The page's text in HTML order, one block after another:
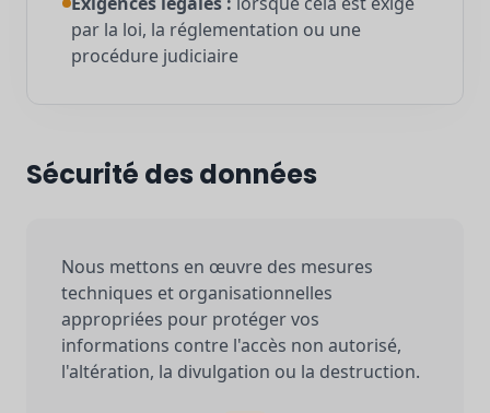
par la loi, la réglementation ou une
procédure judiciaire
Sécurité des données
Nous mettons en œuvre des mesures
techniques et organisationnelles
appropriées pour protéger vos
informations contre l'accès non autorisé,
l'altération, la divulgation ou la destruction.